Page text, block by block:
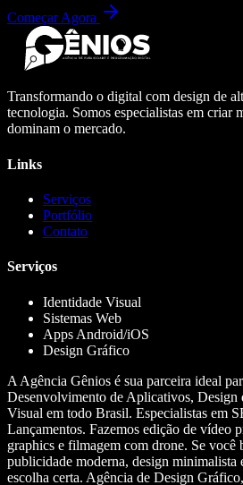
Começar Agora
Transformando o digital com design de
tecnologia. Somos especialistas em criar
dominam o mercado.
Links
Serviços
Portfólio
Contato
Serviços
Identidade Visual
Sistemas Web
Apps Android/iOS
Design Gráfico
A Agência Gênios é sua parceira ideal
Desenvolvimento de Aplicativos, Design
Visual em todo Brasil. Especialistas em
Lançamentos. Fazemos edição de vídeo
graphics e filmagem com drone. Se você
publicidade moderna, design minimalista
escolha certa. Agência de Design